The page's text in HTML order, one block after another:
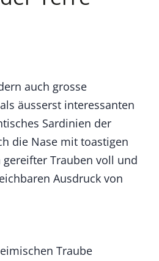
auch grosse
äusserst interessanten
Sardinien der
die Nase mit toastigen
Trauben voll und
Ausdruck von
Traube